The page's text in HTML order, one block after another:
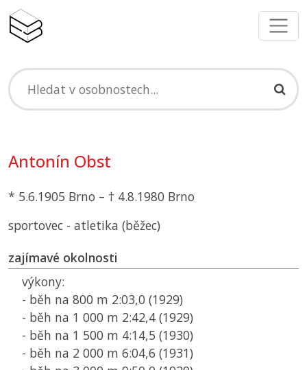
Antonín Obst
* 5.6.1905 Brno – † 4.8.1980 Brno
sportovec - atletika (běžec)
zajímavé okolnosti
výkony:
- běh na 800 m 2:03,0 (1929)
- běh na 1 000 m 2:42,4 (1929)
- běh na 1 500 m 4:14,5 (1930)
- běh na 2 000 m 6:04,6 (1931)